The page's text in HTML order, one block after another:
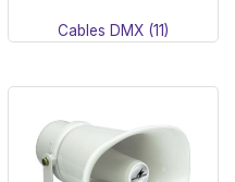
Cables DMX (11)